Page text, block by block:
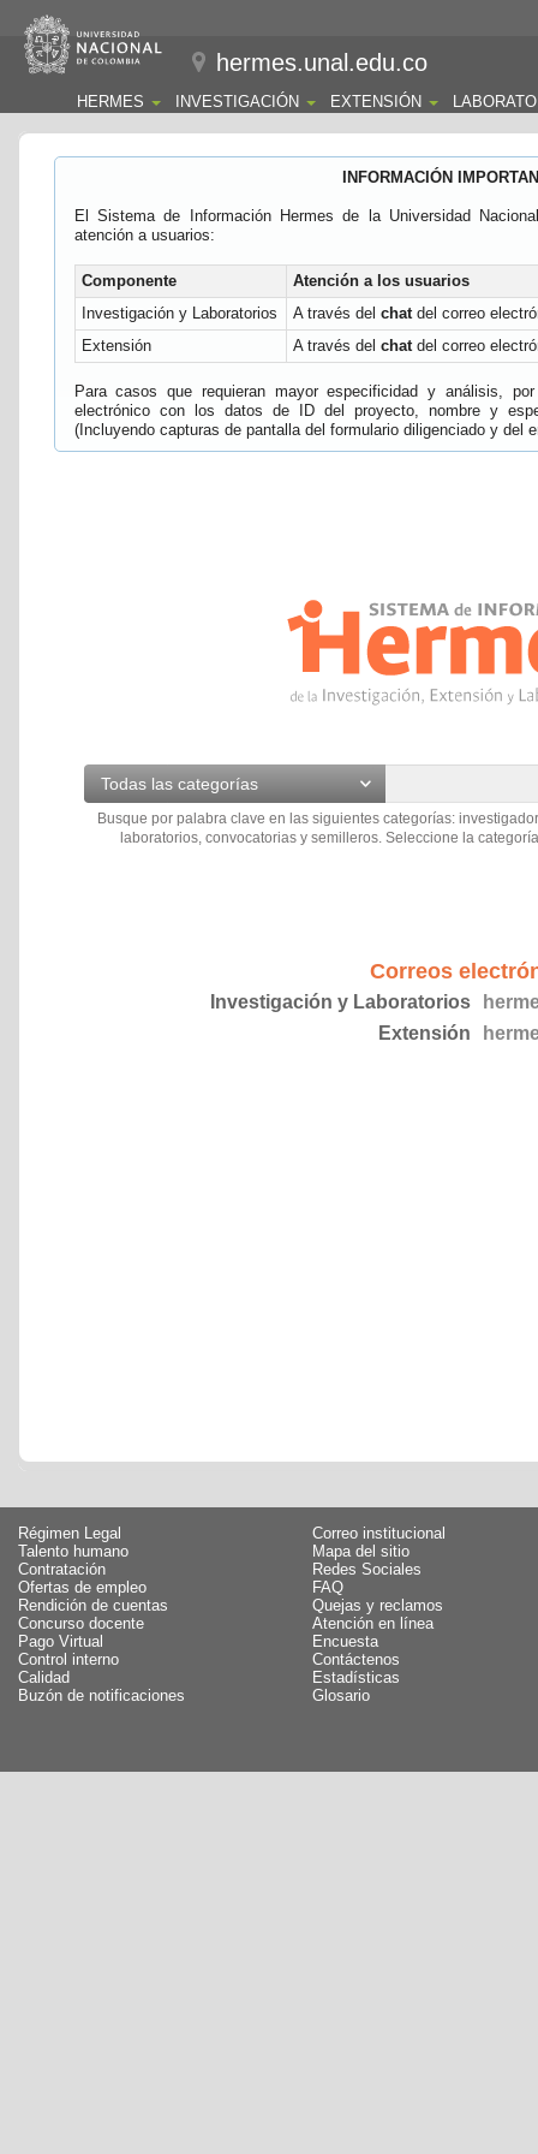
hermes.unal.edu.co
HERMES INVESTIGACIÓN EXTENSIÓN
INFORMACIÓN
El Sistema de Información Hermes de la Universidad
atención a usuarios:
Componente
Atención a los usuarios
Investigación y Laboratorios
A través del chatdel correo
Extensión
A través del chatdel correo
Para casos que requieran mayor especificidad y análisis,
electrónico con los datos de ID del proyecto, nombre y
(Incluyendo capturas de pantalla del formulario diligenciado y del
Todas las categorías
Busque por palabra clave en las siguientes categorías:
laboratorios, convocatorias y semilleros. Seleccione la
Correos
Investigación y Laboratorios
Extensión
Régimen Legal
Talento humano
Contratación
Ofertas de empleo
Rendición de cuentas
Concurso docente
Pago Virtual
Control interno
Calidad
Buzón de notificaciones
Correo institucional
Mapa del sitio
Redes Sociales
FAQ
Quejas y reclamos
Atención en línea
Encuesta
Contáctenos
Estadísticas
Glosario